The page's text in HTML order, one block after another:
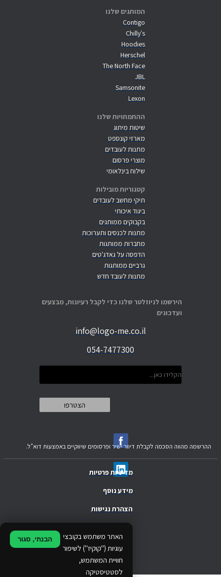
המותגים שלנו
Contigo
Chilly's
Hoodies
Herschel
The North Face
JBL
Samsonite
Lexon
ההתמחויות שלנו
שיטות מיתוג
מארזי קונספט
מתנות לעובדים
מוצרי פרסום
שילוח בינלאומי
קטגוריות מובילות
תיקי מחשב לעובדים
ביגוד איכותי
בקבוקים ממותגים
מתנות לכנסים ותערוכות
מחברות ממותגות
הדפסה על גאדג'טים
גרביים ממותגות
מתנות לעובד חדש
הירשמו לניוזלטר שלנו כדי לקבל רעיונות, מבצעים
ועדכונים
info@logo-me.co.il
054-7477300
מדיניות פרטיות
האתר משתמש בקובצי
עוגיות ("קוקיז") לשיפור
חוויית המשתמש,
לסטטיסטיקה
הבנתי, סגור
מידע נוסף
.
הצהרת נגישות
ההרשמה מהווה הסכמה לקבלת דיוור ישיר ופרסומים שיווקיים באמצעות דוא"ל.